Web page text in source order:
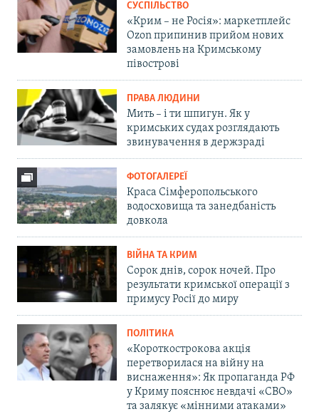
СУСПІЛЬСТВО
«Крим – не Росія»: маркетплейс
Ozon припинив прийом нових
замовлень на Кримському
півострові
ПРАВА ЛЮДИНИ
Мить – і ти шпигун. Як у
кримських судах розглядають
звинувачення в держзраді
ФОТОГАЛЕРЕЇ
Краса Сімферопольського
водосховища та занедбаність
довкола
ВІЙНА ТА КРИМ
Сорок днів, сорок ночей. Про
результати кримської операції з
примусу Росії до миру
ПОЛІТИКА
«Короткострокова акція
перетворилася на війну на
виснаження»: Як пропаганда РФ
у Криму пояснює невдачі «СВО»
та залякує «мінними атаками»